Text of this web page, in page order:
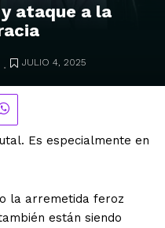
ataque a la
. JULIO 4, 2025
Es especialmente en
la arremetida feroz
están siendo